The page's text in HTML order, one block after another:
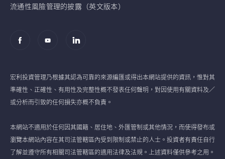
流通性風險管理的披露（英文版本）
宏利投資管理乃根據其認為可靠的來源編匯或得出本網站提供的資訊，惟對其
準確性、正確性、有用性及完整性概不發表任何聲明，對因使用有關資料及／
或分析而引致的任何損失亦概不負責。
本網站不適用於任何因其國籍、居住地、外匯管制或其他情況，而使得發布或
瀏覽本網站內容在其司法管轄區內受到限制或禁止的人士。投資者有責任自行
了解並遵守所有相關司法管轄區的適用法律及法規。上述資料僅供參考之用。